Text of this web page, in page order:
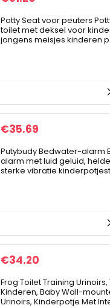
Potty Seat voor peuters
toilet met deksel voor
jongens meisjes kinderen
€35.69
Putybudy Bedwater-alarm
alarm met luid geluid,
sterke vibratie
€34.20
Frog Toilet Training
Kinderen, Baby Wall-
Urinoirs, Kinderpotje Met